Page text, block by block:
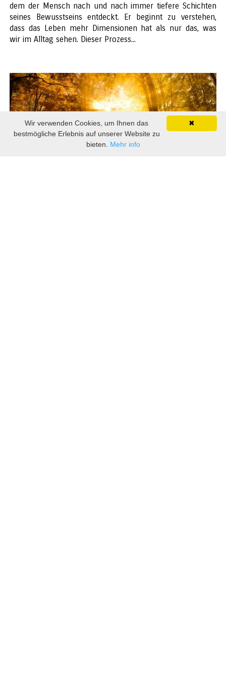
dem der Mensch nach und nach immer tiefere Schichten
seines Bewusstseins entdeckt. Er beginnt zu verstehen,
dass das Leben mehr Dimensionen hat als nur das, was
wir im Alltag sehen. Dieser Prozess...
✖
Wir verwenden Cookies, um Ihnen das
bestmögliche Erlebnis auf unserer Website zu
bieten. Mehr info